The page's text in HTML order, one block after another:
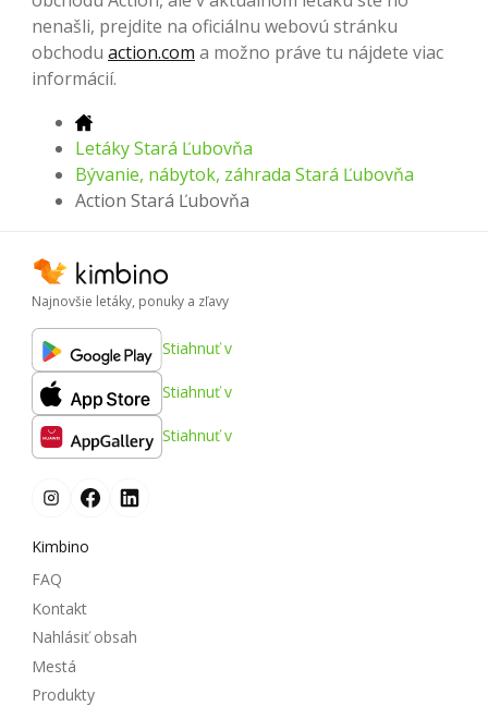
nenašli, prejdite na oficiálnu webovú stránku
obchodu action.com a možno práve tu nájdete viac
informácií.
Letáky Stará Ľubovňa
Bývanie, nábytok, záhrada Stará Ľubovňa
Action Stará Ľubovňa
Najnovšie letáky, ponuky a zľavy
Stiahnuť v
Stiahnuť v
Stiahnuť v
Kimbino
FAQ
Kontakt
Nahlásiť obsah
Mestá
Produkty